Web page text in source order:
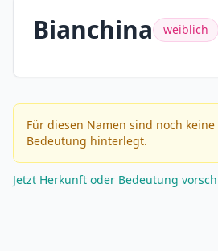
Bianchina weiblich
Für diesen Namen sind noch
Bedeutung hinterlegt.
Jetzt Herkunft oder Bedeutung